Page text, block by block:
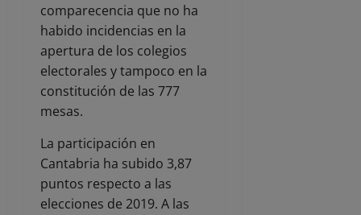
comparecencia que no ha
habido incidencias en la
apertura de los colegios
electorales y tampoco en la
constitución de las 777
mesas.
La participación en
Cantabria ha subido 3,87
puntos respecto a las
elecciones de 2019. A las